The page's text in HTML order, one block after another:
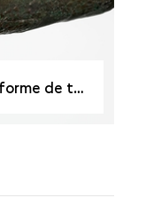
d'antilope